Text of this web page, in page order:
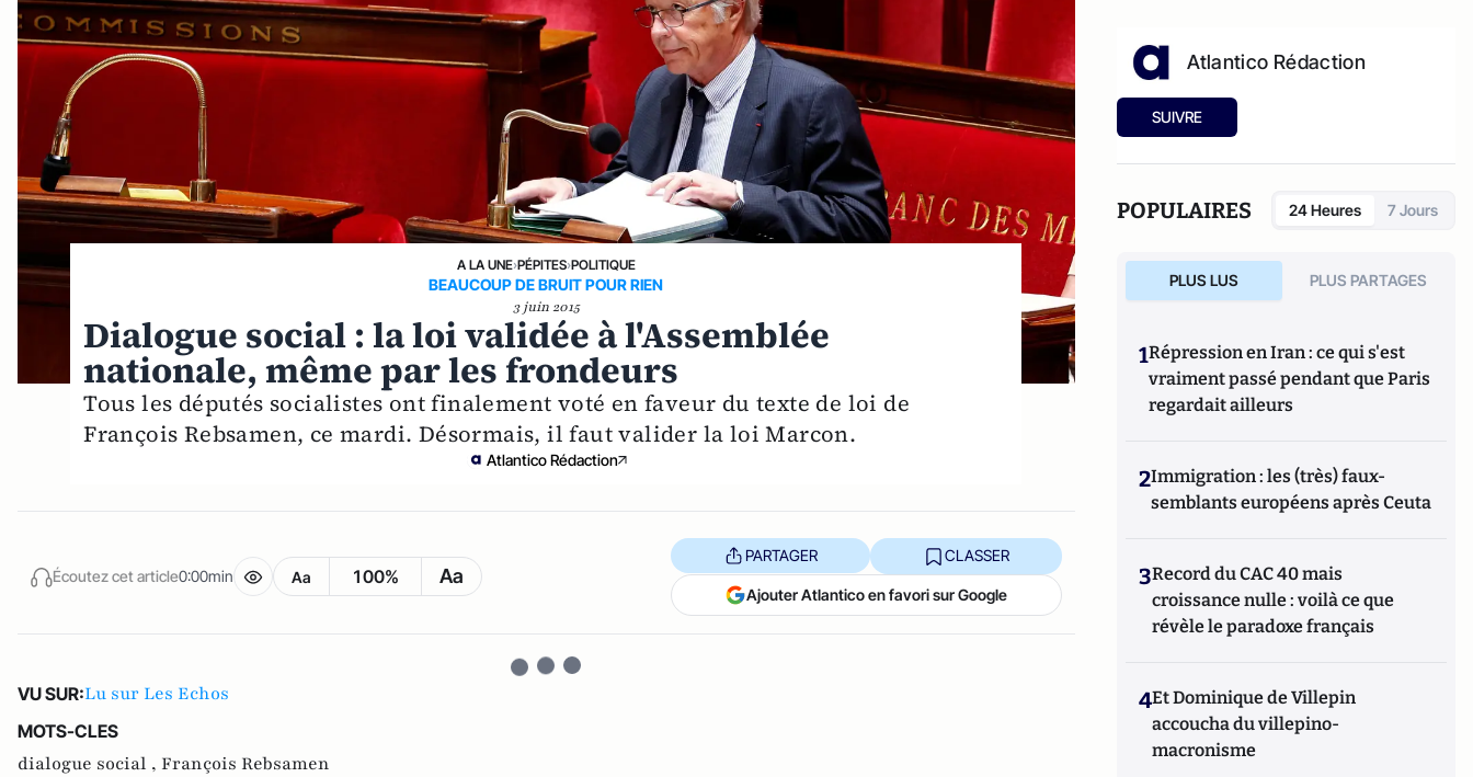
A LA UNE›PÉPITES›POLITIQUE
BEAUCOUP DE BRUIT POUR RIEN
3 juin 2015
Dialogue social : la loi validée à l'Assemblée
nationale, même par les frondeurs
Tous les députés socialistes ont finalement voté en faveur du texte de loi de
François Rebsamen, ce mardi. Désormais, il faut valider la loi Marcon.
Atlantico Rédaction
Écoutez cet article0:00min Aa 100% Aa
PARTAGER CLASSER
Ajouter Atlantico en favori sur Google
VU SUR:Lu sur Les Echos
MOTS-CLES
dialogue social , François Rebsamen
Atlantico Rédaction
SUIVRE
POPULAIRES 24 Heures 7 Jours
PLUS LUS PLUS PARTAGES
1Répression en Iran : ce qui s'est
vraiment passé pendant que Paris
regardait ailleurs
2Immigration : les (très) faux-
semblants européens après Ceuta
3Record du CAC 40 mais
croissance nulle : voilà ce que
révèle le paradoxe français
4Et Dominique de Villepin
accoucha du villepino-
macronisme